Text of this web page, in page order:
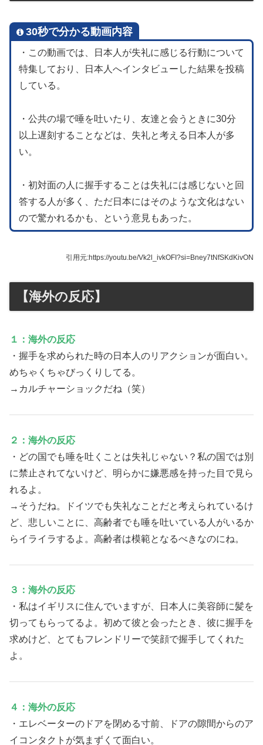
30秒で分かる動画内容
・この動画では、日本人が失礼に感じる行動について
特集しており、日本人へインタビューした結果を投稿
している。
・公共の場で唾を吐いたり、友達と会うときに30分
以上遅刻することなどは、失礼と考える日本人が多
い。
・初対面の人に握手することは失礼には感じないと回
答する人が多く、ただ日本にはそのような文化はない
ので驚かれるかも、という意見もあった。
引用元:https://youtu.be/Vk2l_ivkOFI?si=Bney7tNfSKdKivON
【海外の反応】
１：海外の反応
・握手を求められた時の日本人のリアクションが面白い。
めちゃくちゃびっくりしてる。
→カルチャーショックだね（笑）
２：海外の反応
・どの国でも唾を吐くことは失礼じゃない？私の国では別
に禁止されてないけど、明らかに嫌悪感を持った目で見ら
れるよ。
→そうだね。ドイツでも失礼なことだと考えられているけ
ど、悲しいことに、高齢者でも唾を吐いている人がいるか
らイライラするよ。高齢者は模範となるべきなのにね。
３：海外の反応
・私はイギリスに住んでいますが、日本人に美容師に髪を
切ってもらってるよ。初めて彼と会ったとき、彼に握手を
求めけど、とてもフレンドリーで笑顔で握手してくれた
よ。
４：海外の反応
・エレベーターのドアを閉める寸前、ドアの隙間からのア
イコンタクトが気まずくて面白い。